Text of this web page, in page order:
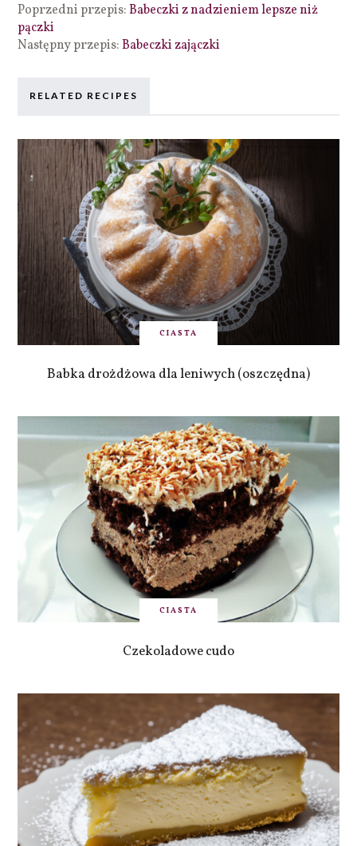
Poprzedni przepis:Babeczki z nadzieniem lepsze niż
pączki
Następny przepis:Babeczki zajączki
RELATED RECIPES
CIASTA
Babka drożdżowa dla leniwych (oszczędna)
CIASTA
Czekoladowe cudo